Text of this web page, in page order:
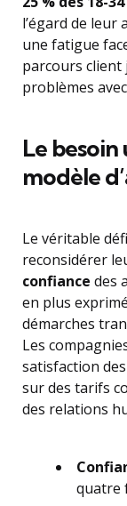
l’égard de leur
une fatigue
parcours client
problèmes
Le
modèle
Le véritable
reconsidérer
confiance des
en plus
démarches
Les
satisfaction
sur des tarifs
des relations
quatre